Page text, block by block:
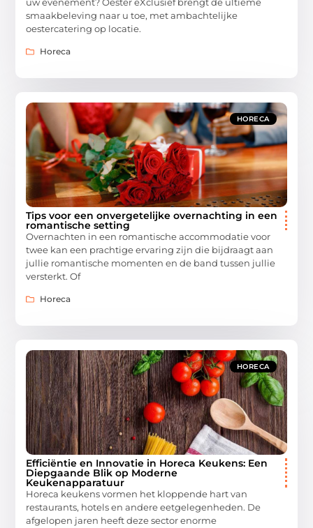
smaakbeleving naar u toe, met ambachtelijke
oestercatering op locatie.
Horeca
HORECA
Tips voor een onvergetelijke overnachting in een
romantische setting
Overnachten in een romantische accommodatie voor
twee kan een prachtige ervaring zijn die bijdraagt aan
jullie romantische momenten en de band tussen jullie
versterkt. Of
Horeca
HORECA
Efficiëntie en Innovatie in Horeca Keukens: Een
Diepgaande Blik op Moderne
Keukenapparatuur
Horeca keukens vormen het kloppende hart van
restaurants, hotels en andere eetgelegenheden. De
afgelopen jaren heeft deze sector enorme